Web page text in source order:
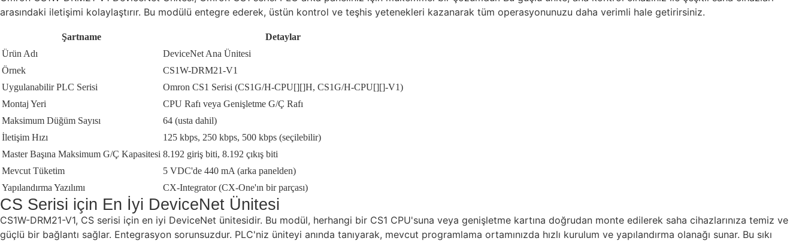
arasındaki iletişimi kolaylaştırır. Bu modülü entegre ederek, üstün kontrol ve teşhis yetenekleri kazanarak tüm operasyonunuzu daha verimli hale getirirsiniz.
Şartname
Detaylar
Ürün Adı
DeviceNet Ana Ünitesi
Örnek
CS1W-DRM21-V1
Uygulanabilir PLC Serisi
Omron CS1 Serisi (CS1G/H-CPU[][]H, CS1G/H-CPU[][]-V1)
Montaj Yeri
CPU Rafı veya Genişletme G/Ç Rafı
Maksimum Düğüm Sayısı
64 (usta dahil)
İletişim Hızı
125 kbps, 250 kbps, 500 kbps (seçilebilir)
Master Başına Maksimum G/Ç Kapasitesi 8.192 giriş biti, 8.192 çıkış biti
Mevcut Tüketim
5 VDC'de 440 mA (arka panelden)
Yapılandırma Yazılımı
CX-Integrator (CX-One'ın bir parçası)
CS Serisi için En İyi DeviceNet Ünitesi
CS1W-DRM21-V1, CS serisi için en iyi DeviceNet ünitesidir. Bu modül, herhangi bir CS1 CPU'suna veya genişletme kartına doğrudan monte edilerek saha cihazlarınıza temiz ve
güçlü bir bağlantı sağlar. Entegrasyon sorunsuzdur. PLC'niz üniteyi anında tanıyarak, mevcut programlama ortamınızda hızlı kurulum ve yapılandırma olanağı sunar. Bu sıkı